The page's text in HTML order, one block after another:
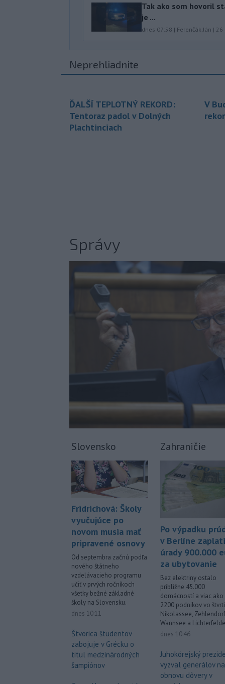
Tak ako som hovoril
je ...
dnes 07:58 | Ferenčák Ján | 26
Neprehliadnite
ĎALŠÍ TEPLOTNÝ REKORD:
Tentoraz padol v Dolných
Plachtinciach
V
Správy
Slovensko
Fridrichová: Školy
vyučujúce po
novom musia mať
pripravené osnovy
Od septembra začnú podľa
nového štátneho
vzdelávacieho programu
učiť v prvých ročníkoch
všetky bežné základné
školy na Slovensku.
dnes 10:11
Štvorica študentov
zabojuje v Grécku o
titul medzinárodných
šampiónov
Zahraničie
Po výpadku
v Berlíne
úrady 900.000
za ubytovanie
Bez elektriny ostalo
približne 45.000
domácností a viac ako
2200 podnikov vo
Nikolassee,
Wannsee a
dnes 10:46
Juhokórejský
vyzval generálov na
obnovu dôvery v